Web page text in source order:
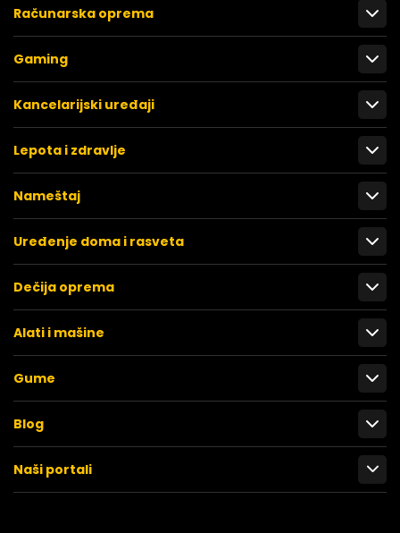
Računarska oprema
Gaming
Kancelarijski uređaji
Lepota i zdravlje
Nameštaj
Uređenje doma i rasveta
Dečija oprema
Alati i mašine
Gume
Blog
Naši portali